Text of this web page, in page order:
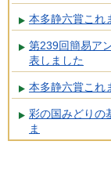
本多静六賞これ
第239回簡易ア
表しました
本多静六賞これ
彩の国みどりの
ま